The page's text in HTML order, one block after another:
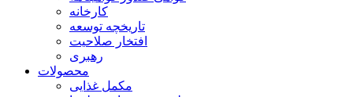
کارخانه
تاریخچه توسعه
افتخار صلاحیت
رهبری
محصولات
مکمل غذایی